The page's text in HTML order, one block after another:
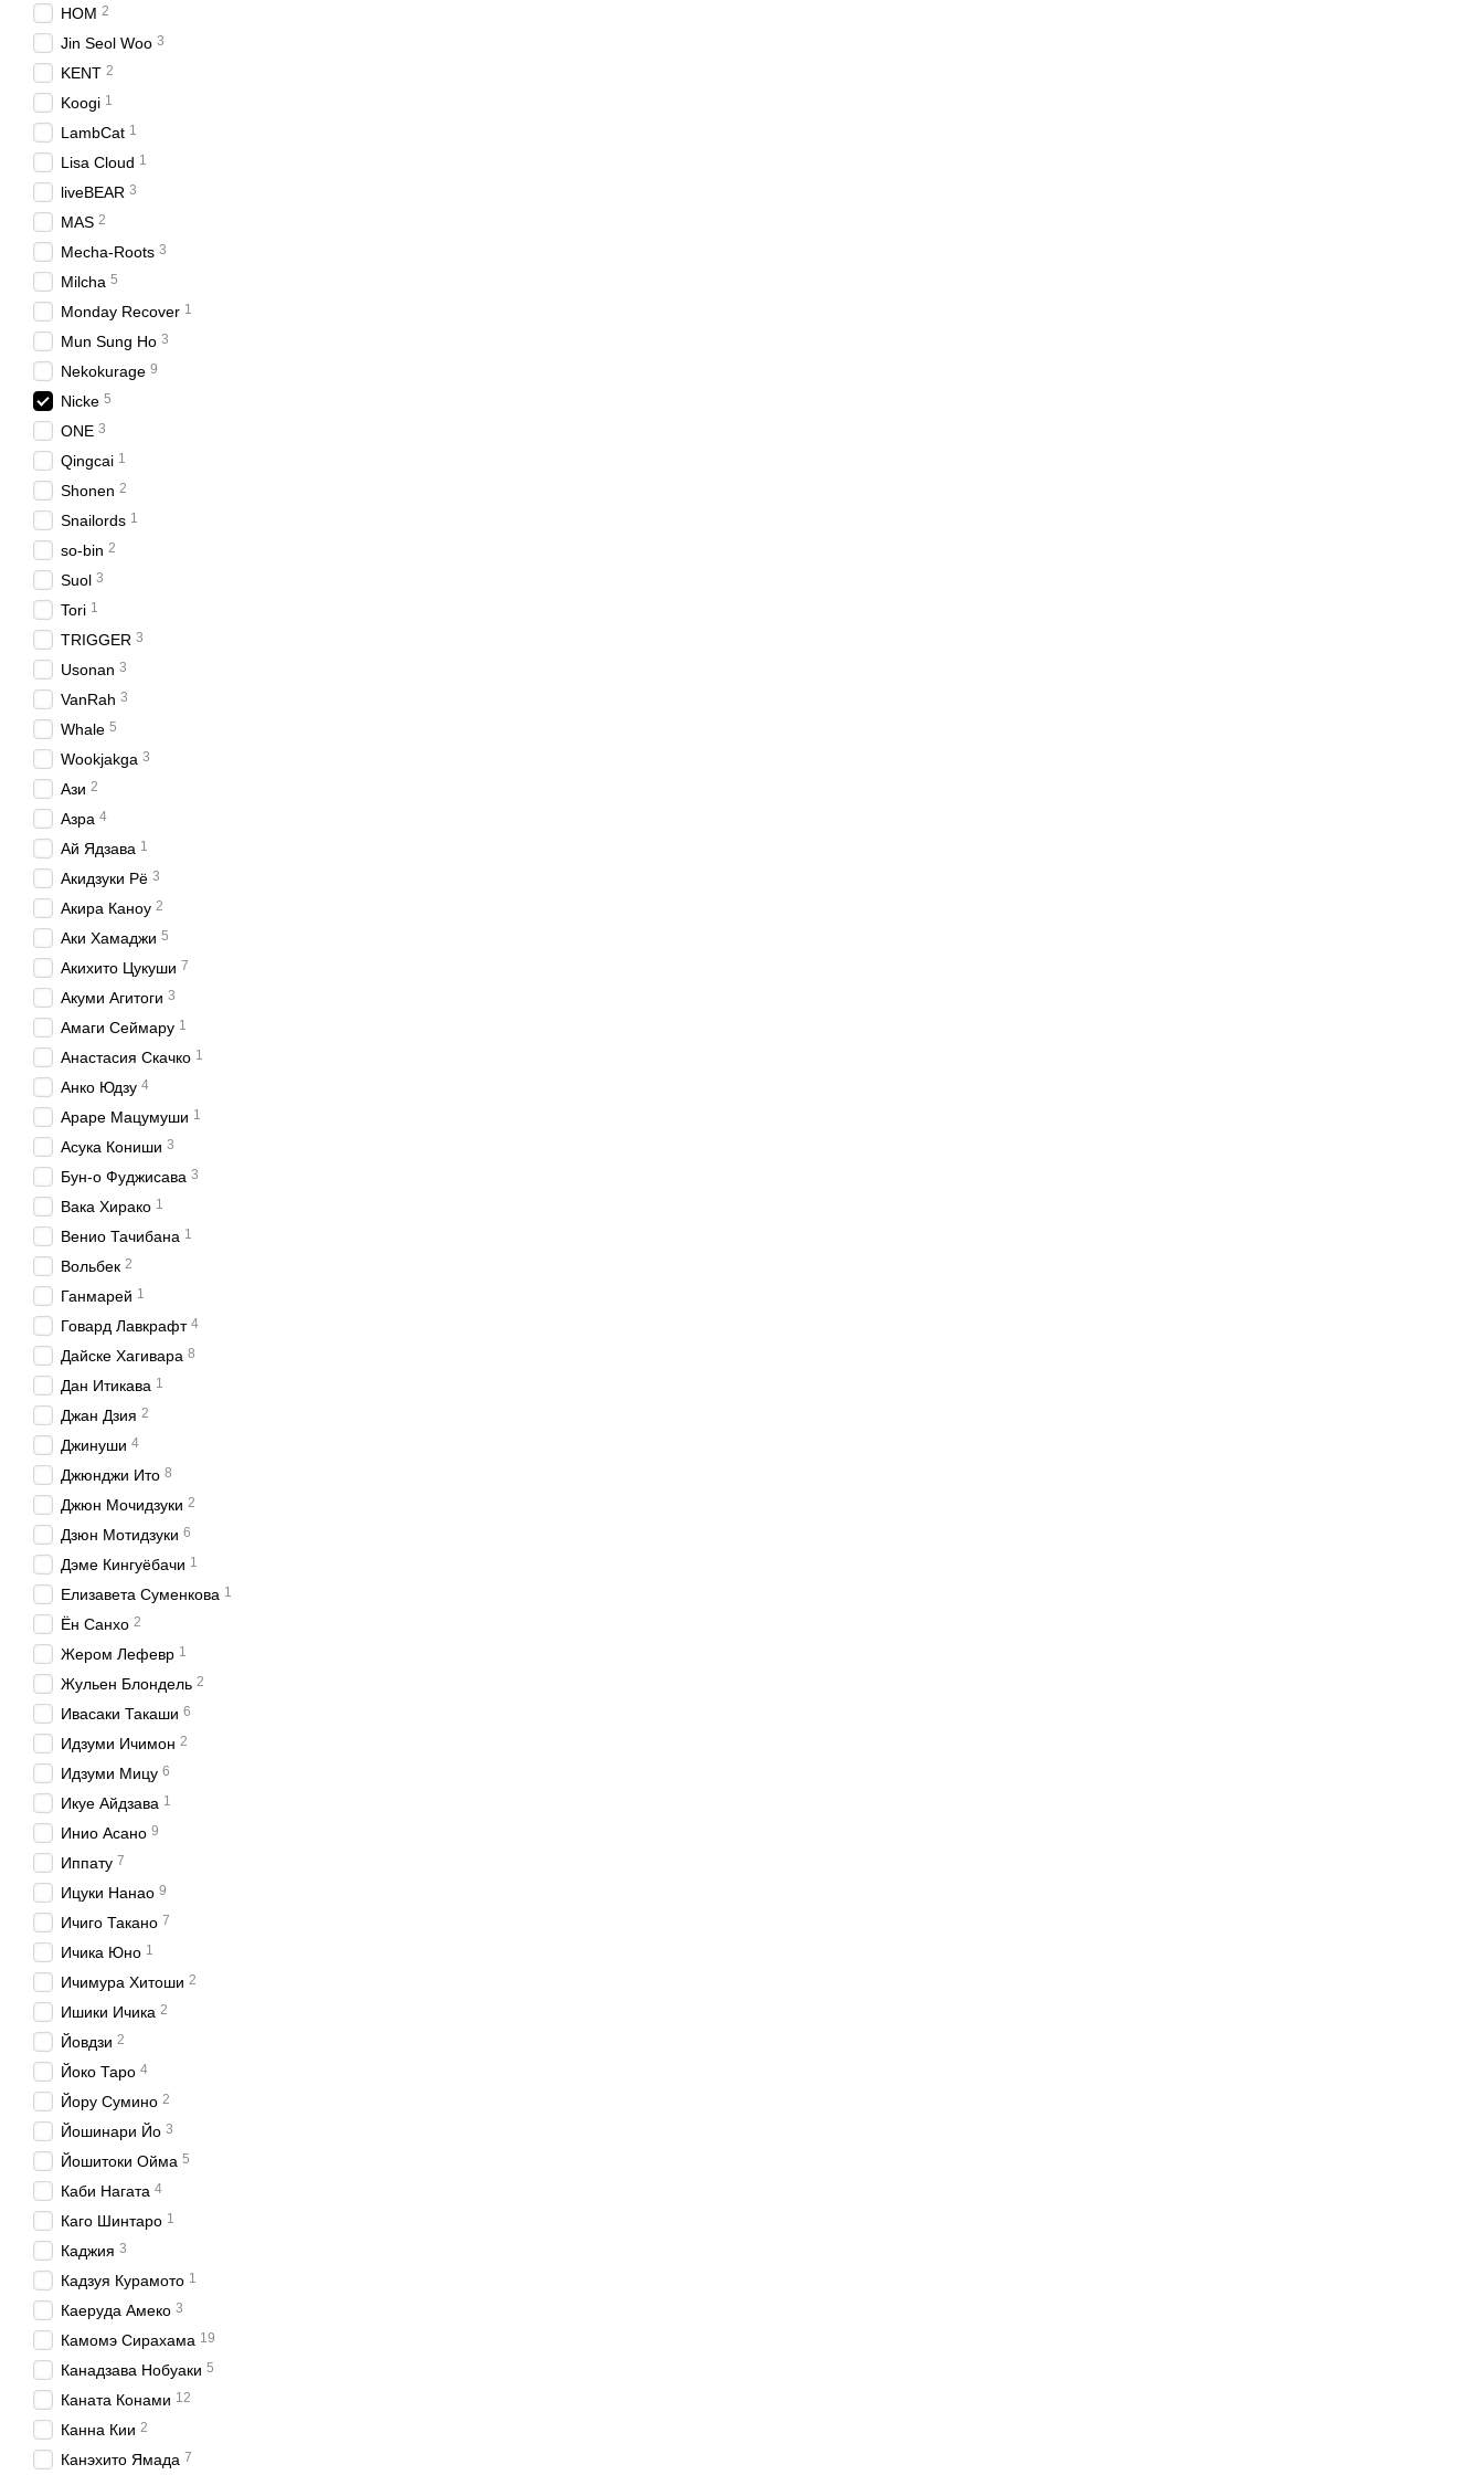
HOM 2
Jin Seol Woo 3
KENT 2
Koogi 1
LambCat 1
Lisa Cloud 1
liveBEAR 3
MAS 2
Mecha-Roots 3
Milcha 5
Monday Recover 1
Mun Sung Ho 3
Nekokurage 9
Nicke 5
ONE 3
Qingcai 1
Shonen 2
Snailords 1
so-bin 2
Suol 3
Tori 1
TRIGGER 3
Usonan 3
VanRah 3
Whale 5
Wookjakga 3
Ази 2
Азра 4
Ай Ядзава 1
Акидзуки Рё 3
Акира Каноу 2
Аки Хамаджи 5
Акихито Цукуши 7
Акуми Агитоги 3
Амаги Сеймару 1
Анастасия Скачко 1
Анко Юдзу 4
Араре Мацумуши 1
Асука Кониши 3
Бун-о Фуджисава 3
Вака Хирако 1
Венио Тачибана 1
Вольбек 2
Ганмарей 1
Говард Лавкрафт 4
Дайске Хагивара 8
Дан Итикава 1
Джан Дзия 2
Джинуши 4
Джюнджи Ито 8
Джюн Мочидзуки 2
Дзюн Мотидзуки 6
Дэме Кингуёбачи 1
Елизавета Суменкова 1
Ён Санхо 2
Жером Лефевр 1
Жульен Блондель 2
Ивасаки Такаши 6
Идзуми Ичимон 2
Идзуми Мицу 6
Икуе Айдзава 1
Инио Асано 9
Иппату 7
Ицуки Нанао 9
Ичиго Такано 7
Ичика Юно 1
Ичимура Хитоши 2
Ишики Ичика 2
Йовдзи 2
Йоко Таро 4
Йору Сумино 2
Йошинари Йо 3
Йошитоки Ойма 5
Каби Нагата 4
Каго Шинтаро 1
Каджия 3
Кадзуя Курамото 1
Каеруда Амеко 3
Камомэ Сирахама 19
Канадзава Нобуаки 5
Каната Конами 12
Канна Кии 2
Канэхито Ямада 7